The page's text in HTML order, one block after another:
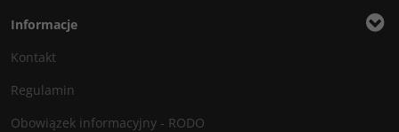
Informacje
Kontakt
Regulamin
Obowiązek informacyjny - RODO